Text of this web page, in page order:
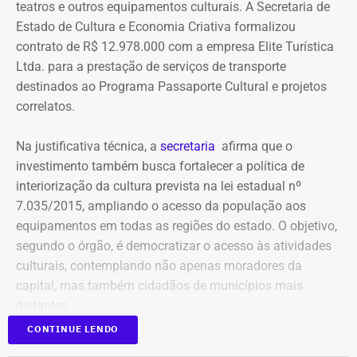
Declaração de bens de Bernardo Rossi em 2014 — Foto:
elaborar uma tabela comparativa, indicando se os perfis
compartilham telefones, dispositivos, endereços de IP,
administradores, contas de anúncios, meios de
pagamento ou gerenciadores de negócios.
impulsionamentos e cita morte de
criança como exemplo de fake news
As 31 publicações relacionadas pela prefeitura tratam de
assuntos diversos. A lista inclui manchetes sobre prisões
na Assembleia Legislativa, supostos acordos políticos,
sucessão municipal, alterações no Fundo Municipal do
fiscalização urbana, lixo, uniformes escolares, número de
secretarias e relações do prefeito Alexandre Martins com
teatros e outros equipamentos culturais. A Secretaria de
Estado de Cultura e Economia Criativa formalizou
contrato de R$ 12.978.000 com a empresa Elite Turística
Ltda. para a prestação de serviços de transporte
destinados ao Programa Passaporte Cultural e projetos
correlatos.
Na justificativa técnica, a secretaria afirma que o
investimento também busca fortalecer a política de
interiorização da cultura prevista na lei estadual nº
7.035/2015, ampliando o acesso da população aos
equipamentos em todas as regiões do estado. O objetivo,
segundo o órgão, é democratizar o acesso às atividades
culturais, contemplando não apenas moradores da
capital, mas também cidadãos de municípios mais
Publicado no Diário Oficial do Estado, o contrato nº
CONTINUE LENDO